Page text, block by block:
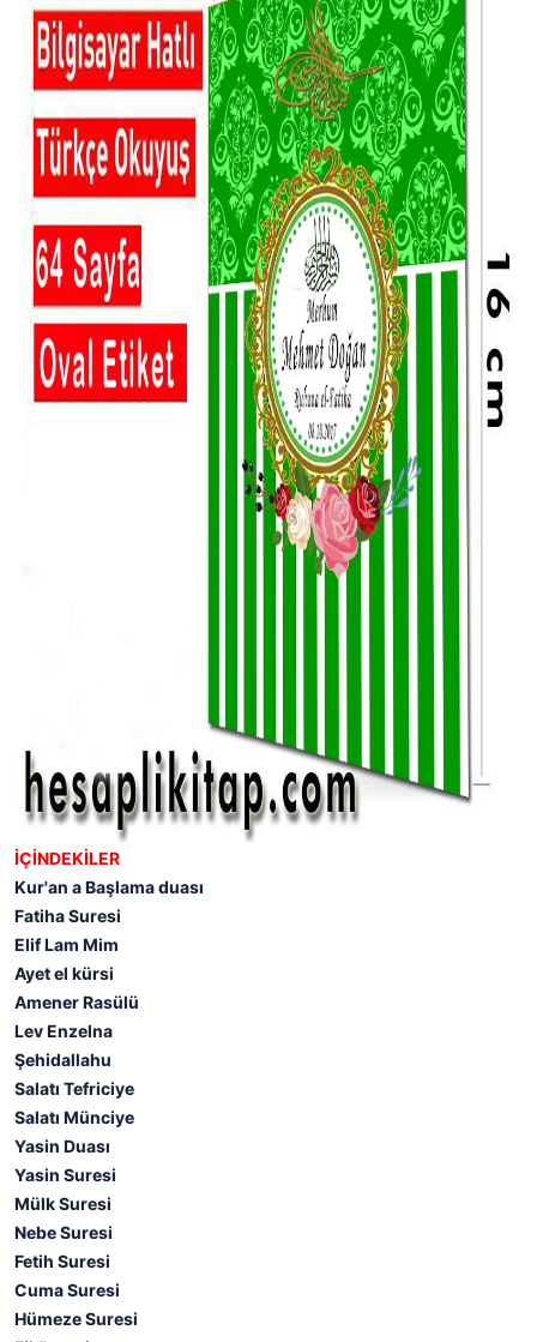
İÇİNDEKİLER
Kur'an a Başlama duası
Fatiha Suresi
Elif Lam Mim
Ayet el kürsi
Amener Rasülü
Lev Enzelna
Şehidallahu
Salatı Tefriciye
Salatı Münciye
Yasin Duası
Yasin Suresi
Mülk Suresi
Nebe Suresi
Fetih Suresi
Cuma Suresi
Hümeze Suresi